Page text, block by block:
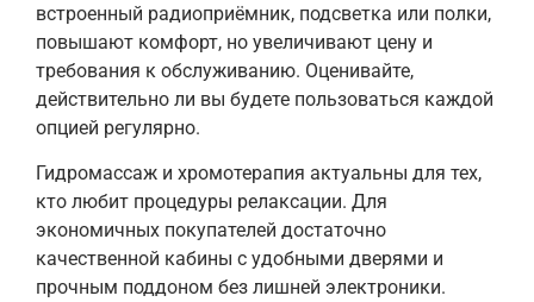
встроенный радиоприёмник, подсветка или полки,
повышают комфорт, но увеличивают цену и
требования к обслуживанию. Оценивайте,
действительно ли вы будете пользоваться каждой
опцией регулярно.
Гидромассаж и хромотерапия актуальны для тех,
кто любит процедуры релаксации. Для
экономичных покупателей достаточно
качественной кабины с удобными дверями и
прочным поддоном без лишней электроники.